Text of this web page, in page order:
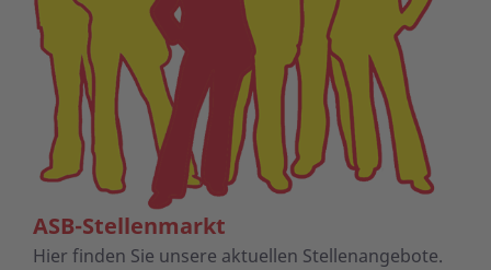
ASB-Stellenmarkt
Hier finden Sie unsere aktuellen Stellenangebote.